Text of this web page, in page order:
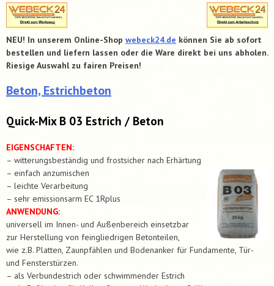
NEU! In unserem Online-Shop webeck24.de können Sie ab sofort
bestellen und liefern lassen oder die Ware direkt bei uns abholen.
Riesige Auswahl zu fairen Preisen!
Beton, Estrichbeton
Quick-Mix B 03 Estrich / Beton
EIGENSCHAFTEN:
– witterungsbeständig und frostsicher nach Erhärtung
– einfach anzumischen
– leichte Verarbeitung
– sehr emissionsarm EC 1Rplus
ANWENDUNG:
universell im Innen- und Außenbereich einsetzbar
zur Herstellung von feingliedrigen Betonteilen,
wie z.B. Platten, Zaunpfählen und Bodenanker für Fundamente, Tür-
und Fensterstürzen.
– als Verbundestrich oder schwimmender Estrich